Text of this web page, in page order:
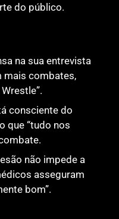
do público.
na sua entrevista
mais combates,
consciente do
que “tudo nos
não impede a
asseguram
bom”.